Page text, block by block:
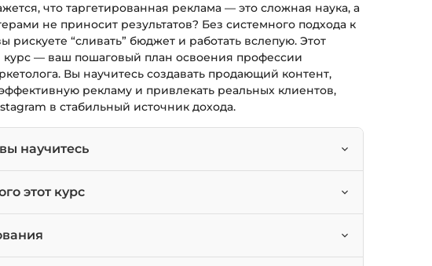
что таргетированная реклама — это сложная наука, а
не приносит результатов? Без системного подхода к
рискуете “сливать” бюджет и работать вслепую. Этот
курс — ваш пошаговый план освоения профессии
Вы научитесь создавать продающий контент,
рекламу и привлекать реальных клиентов,
в стабильный источник дохода.
научитесь
контент-стратегию и создавать продающие тексты.
и оптимизировать таргетированную рекламу через
сотрудничать с блогерами (Influence-маркетинг).
этот курс
SMM-специалистов и маркетологов.
бизнеса, которые хотят продвигать свой проект